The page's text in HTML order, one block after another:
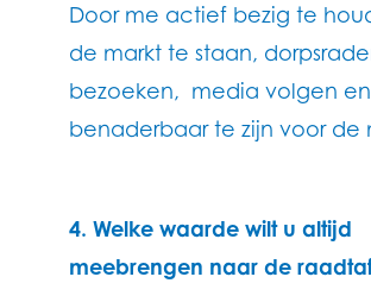
Door me actief bezig te
de markt te staan,
bezoeken, media volgen
benaderbaar te zijn voor de
4. Welke waarde wilt u altijd
meebrengen naar de